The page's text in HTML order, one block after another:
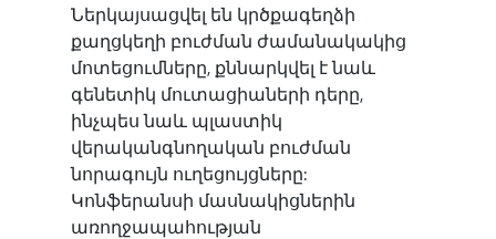
Ներկայսացվել են կրծքագեղձի
քաղցկեղի բուժման ժամանակակից
մոտեցումները, քննարկվել է նաև
գենետիկ մուտացիաների դերը,
ինչպես նաև պլաստիկ
վերականգնողական բուժման
նորագույն ուղեցույցները:
Կոնֆերանսի մասնակիցներին
առողջապահության